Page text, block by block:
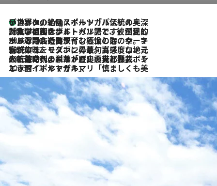
10 Hours Ago
リスボンの絶品スイーツ「パステル・デ・ナタ」とは？ポルトガル伝統の奥深い世界へ
2026.7.27
「私の祖国はポルトガル語です」国民的詩人フェルナンド・ペソアと、彼が愛した文学の街を歩く
2026.7.26
ポルトガル近海が育む極上の海の幸。キリリと冷えた白ワインと愉しむ、シーフード専門店の贅沢
2026.7.22
伝統の味をモダンに昇華。高感度な地元客が集う、リスボンの最旬ガストロノミー
2026.7.21
大航海時代の栄華から、震災、独裁、そして革命へ。ポルトガル・首都リスボンの石畳に刻まれた「歴史の光と影」
2026.7.13
エッセイ・ヤマザキマリ「慎ましくも美しき国 ポルトガル」